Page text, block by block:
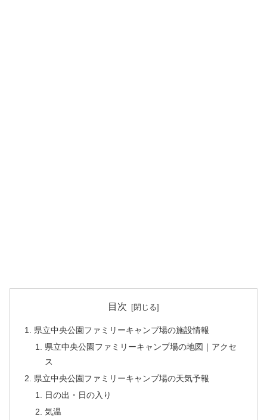
目次
県立中央公園ファミリーキャンプ場の施設情報
県立中央公園ファミリーキャンプ場の地図｜アクセ
ス
県立中央公園ファミリーキャンプ場の天気予報
日の出・日の入り
気温